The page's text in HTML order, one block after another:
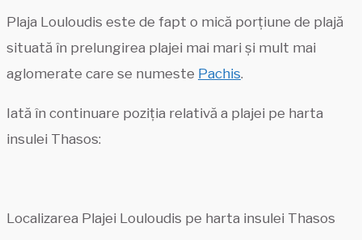
Plaja Louloudis este de fapt o mică porțiune de plajă
situată în prelungirea plajei mai mari și mult mai
aglomerate care se numeste Pachis.
Iată în continuare poziția relativă a plajei pe harta
insulei Thasos:
Localizarea Plajei Louloudis pe harta insulei Thasos